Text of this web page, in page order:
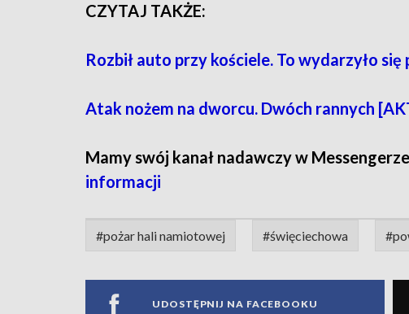
CZYTAJ TAKŻE:
Rozbił auto przy kościele. To wydarzyło się
Atak nożem na dworcu. Dwóch rannych
Mamy swój kanał nadawczy w
informacji
#pożar hali namiotowej #święciechowa
UDOSTĘPNIJ NA FACEBOOKU